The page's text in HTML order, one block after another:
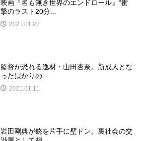
映画『名も無き世界のエンドロール』“衝
撃のラスト20分...
2021.01.27
監督が恐れる逸材・山田杏奈。新成人とな
ったばかりの...
2021.01.11
岩田剛典が銃を片手に壁ドン。裏社会の交